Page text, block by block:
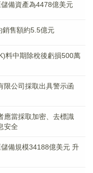
備資產為4478億美元
售額約5.5億元
料中期除稅後虧損500萬
限公司採取出具警示函
應當採取加密、去標識
安全
備規模34188億美元 升